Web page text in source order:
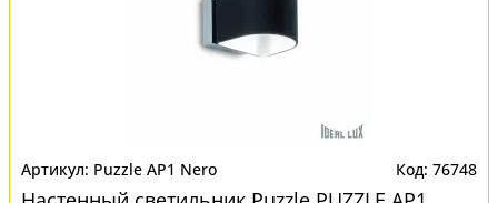
Puzzle AP1 Nero 76748